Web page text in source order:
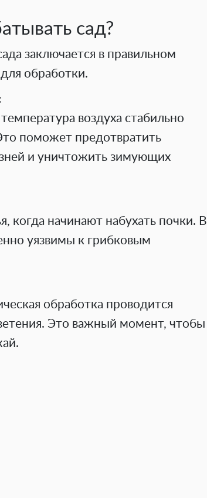
сад?
заключается в правильном
обработки.
воздуха стабильно
поможет предотвратить
и уничтожить зимующих
когда начинают набухать почки. В
уязвимы к грибковым
обработка проводится
Это важный момент, чтобы